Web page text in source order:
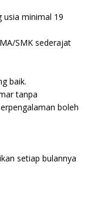
usia minimal 19
SMK sederajat
baik.
tanpa
boleh
setiap bulannya